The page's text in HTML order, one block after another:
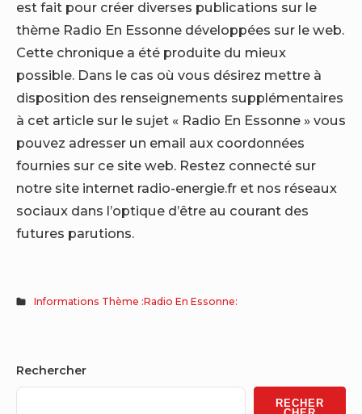
est fait pour créer diverses publications sur le
thème Radio En Essonne développées sur le web.
Cette chronique a été produite du mieux
possible. Dans le cas où vous désirez mettre à
disposition des renseignements supplémentaires
à cet article sur le sujet « Radio En Essonne » vous
pouvez adresser un email aux coordonnées
fournies sur ce site web. Restez connecté sur
notre site internet radio-energie.fr et nos réseaux
sociaux dans l’optique d’être au courant des
futures parutions.
Informations Thème :Radio En Essonne:
Sidebar
Widget
Rechercher
RECHER